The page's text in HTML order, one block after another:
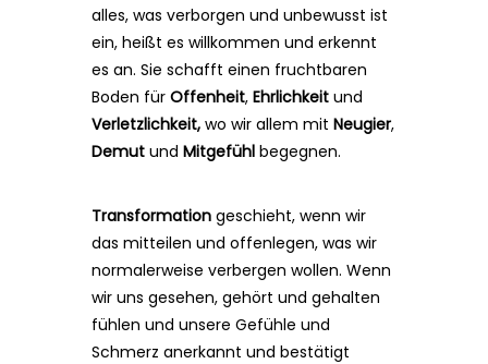
alles, was verborgen und unbewusst ist
ein, heißt es willkommen und erkennt
es an. Sie schafft einen fruchtbaren
Boden für Offenheit, Ehrlichkeit und
Verletzlichkeit, wo wir allem mit Neugier,
Demut und Mitgefühl begegnen.
Transformation geschieht, wenn wir
das mitteilen und offenlegen, was wir
normalerweise verbergen wollen. Wenn
wir uns gesehen, gehört und gehalten
fühlen und unsere Gefühle und
Schmerz anerkannt und bestätigt